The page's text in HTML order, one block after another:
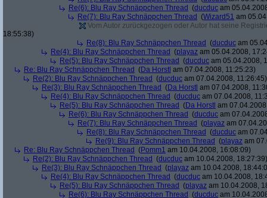
Re(6): Blu Ray Schnäppchen Thread (ducduc am
Re(7): Blu Ray Schnäppchen Thread (Wizard51 am
Vom Autor zurückgezogen oder Autor hat seine
18:55:38)
Re(8): Blu Ray Schnäppchen Thread (ducduc am
Re(4): Blu Ray Schnäppchen Thread (playaz am 05.04.2008,
Re(5): Blu Ray Schnäppchen Thread (ducduc am 05.04.2008,
Re: Blu Ray Schnäppchen Thread (Da Horstl am 07.04.2008, 11:25:23)
Re(2): Blu Ray Schnäppchen Thread (ducduc am 07.04.2008, 11:26:45)
Re(3): Blu Ray Schnäppchen Thread (Da Horstl am 07.04.2008,
Re(4): Blu Ray Schnäppchen Thread (ducduc am 07.04.2008,
Re(5): Blu Ray Schnäppchen Thread (Da Horstl am
Re(6): Blu Ray Schnäppchen Thread (ducduc am
Re(7): Blu Ray Schnäppchen Thread (playaz am
Re(8): Blu Ray Schnäppchen Thread (ducduc am
Re(9): Blu Ray Schnäppchen Thread (playaz am
Re: Blu Ray Schnäppchen Thread (Pomm1 am 10.04.2008, 16:08:09)
Re(2): Blu Ray Schnäppchen Thread (ducduc am 10.04.2008, 18:27:39)
Re(3): Blu Ray Schnäppchen Thread (playaz am 10.04.2008,
Re(4): Blu Ray Schnäppchen Thread (ducduc am 10.04.2008,
Re(5): Blu Ray Schnäppchen Thread (playaz am 10.04.2008,
Re(6): Blu Ray Schnäppchen Thread (ducduc am